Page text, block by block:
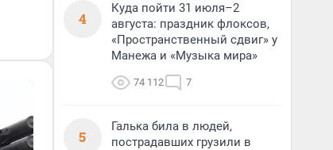
4
Куда пойти 31 июля–2
августа: праздник флоксов,
«Пространственный сдвиг» у
Манежа и «Музыка мира»
74 112 7
5
Галька била в людей,
пострадавших грузили в